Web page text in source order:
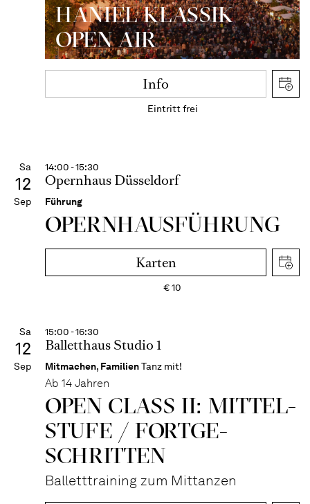
HANIEL KLASSIK
OPEN AIR
Info
Eintritt frei
Sa
12
Sep
14:00 - 15:30
Opernhaus Düsseldorf
Führung
OPERN­HAUS­FÜH­RUNG
Karten
€10
Sa
12
Sep
15:00 - 16:30
Balletthaus Studio 1
Mitmachen, FamilienTanz mit!
Ab 14 Jahren
OPEN CLASS II: MITTEL­
STUFE / FORT­GE­
SCHRITTEN
Balletttraining zum Mittanzen